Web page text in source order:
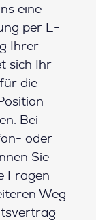
eine
per E-
Ihrer
sich Ihr
die
Bei
oder
Sie
Fragen
Weg